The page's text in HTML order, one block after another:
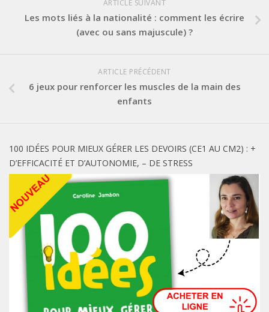
ARTICLE SUIVANT
Les mots liés à la nationalité : comment les écrire
(avec ou sans majuscule) ?
ARTICLE PRÉCÉDENT
6 jeux pour renforcer les muscles de la main des
enfants
100 IDÉES POUR MIEUX GÉRER LES DEVOIRS (CE1 AU CM2) : +
D’EFFICACITÉ ET D’AUTONOMIE, – DE STRESS